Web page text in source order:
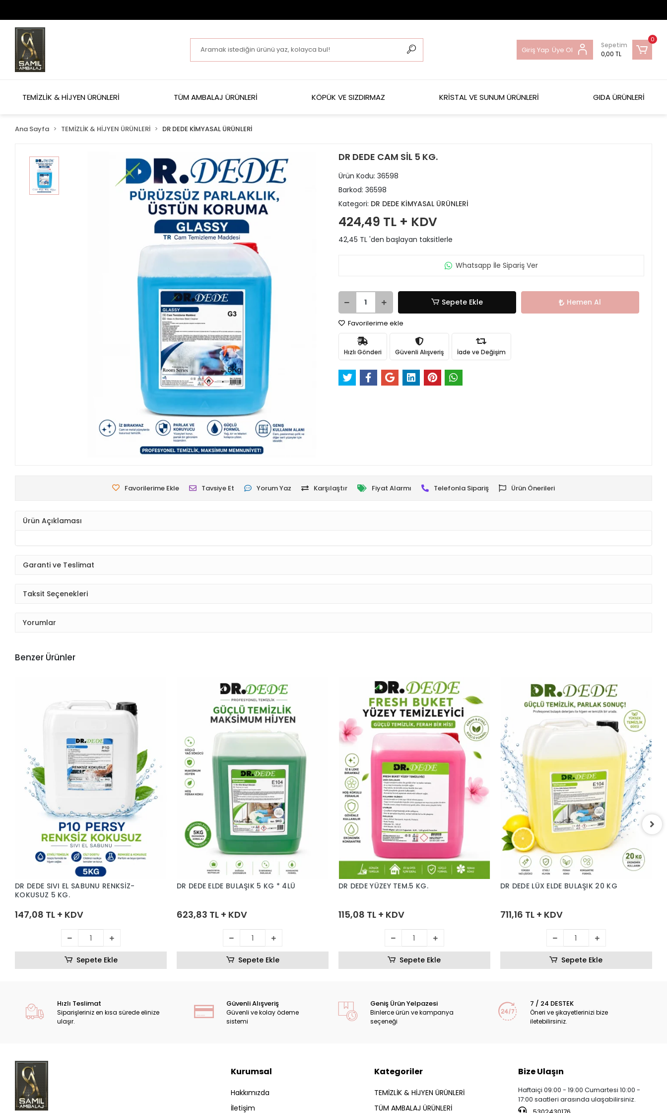
Giriş Yap Üye Ol
0
Sepetim
0,00 TL
TEMİZLİK & HİJYEN ÜRÜNLERİ TÜM AMBALAJ ÜRÜNLERİ KÖPÜK VE SIZDIRMAZ KRİSTAL VE SUNUM ÜRÜNLERİ GIDA ÜRÜNLERİ
Ana Sayfa TEMİZLİK & HİJYEN ÜRÜNLERİ DR DEDE KİMYASAL ÜRÜNLERİ
DR DEDE CAM SİL 5 KG.
Ürün Kodu: 36598
Barkod: 36598
Kategori: DR DEDE KİMYASAL ÜRÜNLERİ
424,49 TL + KDV
42,45 TL 'den başlayan taksitlerle
Whatsapp İle Sipariş Ver
Sepete Ekle Hemen Al
Favorilerime ekle
Hızlı Gönderi Güvenli Alışveriş İade ve Değişim
Favorilerime Ekle Tavsiye Et Yorum Yaz Karşılaştır Fiyat Alarmı Telefonla Sipariş Ürün Önerileri
Ürün Açıklaması
Garanti ve Teslimat
Taksit Seçenekleri
Yorumlar
Benzer Ürünler
DR DEDE SIVI EL SABUNU RENKSİZ-
KOKUSUZ 5 KG.
147,08 TL + KDV
Sepete Ekle
DR DEDE ELDE BULAŞIK 5 KG * 4LÜ
623,83 TL + KDV
Sepete Ekle
DR DEDE YÜZEY TEM.5 KG.
115,08 TL + KDV
Sepete Ekle
DR DEDE LÜX ELDE BULAŞIK 20 KG
711,16 TL + KDV
Sepete Ekle
Hızlı Teslimat
Siparişleriniz en kısa sürede elinize
ulaşır.
Güvenli Alışveriş
Güvenli ve kolay ödeme
sistemi
Geniş Ürün Yelpazesi
Binlerce ürün ve kampanya
seçeneği
7 / 24 DESTEK
Öneri ve şikayetlerinizi bize
iletebilirsiniz.
Kurumsal
Hakkımızda
İletişim
Kategoriler
TEMİZLİK & HİJYEN ÜRÜNLERİ
TÜM AMBALAJ ÜRÜNLERİ
Bize Ulaşın
Haftaiçi 09:00 - 19:00 Cumartesi 10:00 -
17:00 saatleri arasında ulaşabilirsiniz.